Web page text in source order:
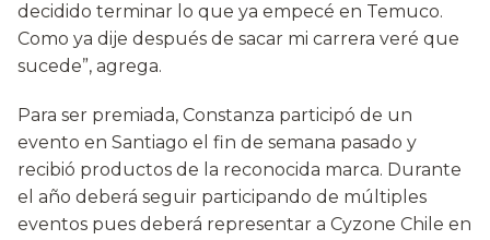
decidido terminar lo que ya empecé en Temuco.
Como ya dije después de sacar mi carrera veré que
sucede”, agrega.
Para ser premiada, Constanza participó de un
evento en Santiago el fin de semana pasado y
recibió productos de la reconocida marca. Durante
el año deberá seguir participando de múltiples
eventos pues deberá representar a Cyzone Chile en